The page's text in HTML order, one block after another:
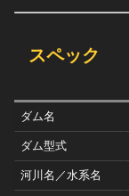
スペック
ダム名
ダム型式
河川名／水系名